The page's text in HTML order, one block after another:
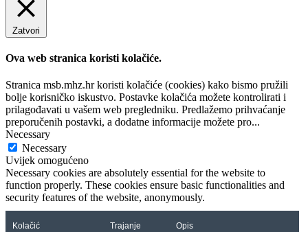
Zatvori
Ova web stranica koristi kolačiće.
Stranica msb.mhz.hr koristi kolačiće (cookies) kako bismo pružili
bolje korisničko iskustvo. Postavke kolačića možete kontrolirati i
prilagođavati u vašem web pregledniku. Predlažemo prihvaćanje
preporučenih postavki, a dodatne informacije možete pro...
Necessary
Necessary
Uvijek omogućeno
Necessary cookies are absolutely essential for the website to
function properly. These cookies ensure basic functionalities and
security features of the website, anonymously.
Kolačić Trajanje Opis